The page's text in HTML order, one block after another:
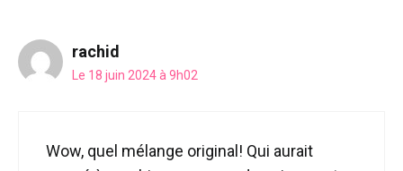
rachid
Le 18 juin 2024 à 9h02
Wow, quel mélange original! Qui aurait